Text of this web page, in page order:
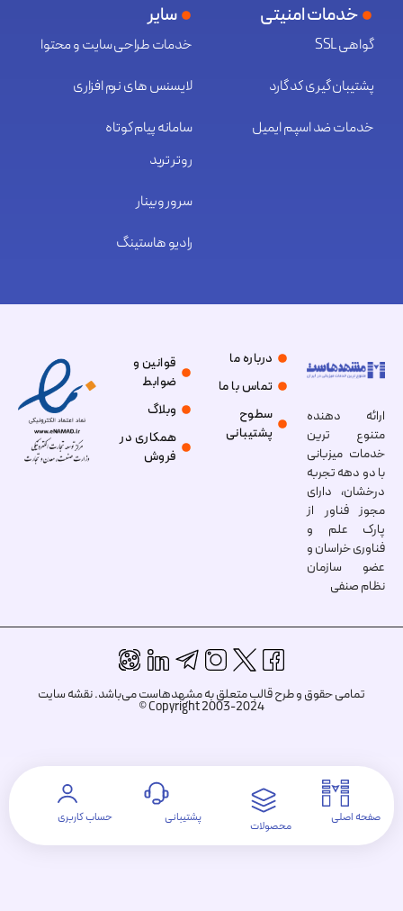
خدمات امنیتی
گواهی SSL
پشتیبان گیری کد گارد
خدمات ضد اسپم ایمیل
سایر
خدمات طراحی سایت و محتوا
لایسنس های نرم افزاری
سامانه پیام کوتاه
روتر ترید
سرور وبینار
رادیو هاستینگ
ارائه دهنده
متنوع ترین
خدمات میزبانی
با دو دهه تجربه
درخشان، دارای
مجوز فناور از
پارک علم و
فناوری خراسان و
عضو سازمان
نظام صنفی
درباره ما
تماس با ما
سطوح
پشتیبانی
قوانین و
ضوابط
وبلاگ
همکاری در
فروش
تمامی حقوق و طرح قالب متعلق به مشهدهاست می‌باشد.نقشه سایت
Copyright 2003-2024 ©
صفحه اصلی
محصولات
پشتیبانی حساب کاربری